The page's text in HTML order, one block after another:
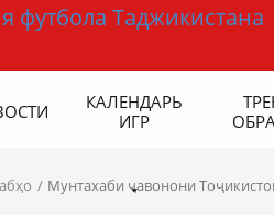
КАЛЕНДАРЬ
ИГР
Мунтахаби ҷавонони